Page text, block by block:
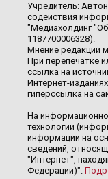
Учредитель:
содействия
"Медиахолдинг
1187700006328).
Мнение редакции
При перепечатке
ссылка на
Интернет-
гиперссылка на
На
технологии
информации на
сведений,
"Интернет",
Федерации)".